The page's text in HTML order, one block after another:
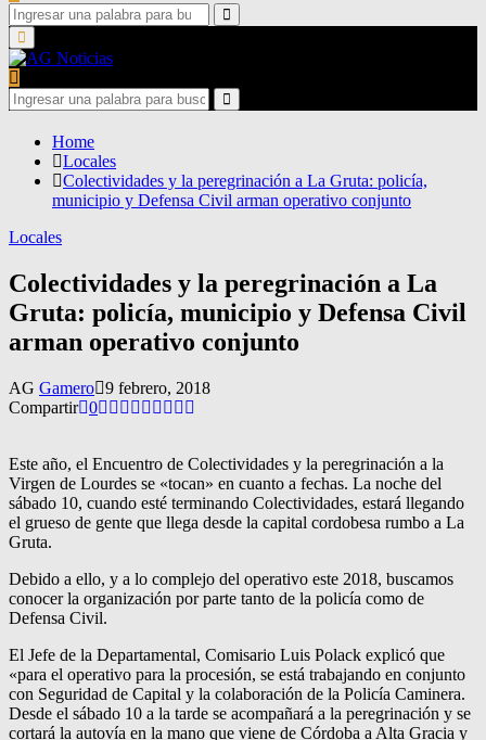
Search
for:
Search
Primary
Menu
Search
for:
Search
Home
Locales
Colectividades y la peregrinación a La Gruta: policía,
municipio y Defensa Civil arman operativo conjunto
Locales
Colectividades y la peregrinación a La
Gruta: policía, municipio y Defensa Civil
arman operativo conjunto
AG Gamero 9 febrero, 2018
Compartir 0
Este año, el Encuentro de Colectividades y la peregrinación a la
Virgen de Lourdes se «tocan» en cuanto a fechas. La noche del
sábado 10, cuando esté terminando Colectividades, estará llegando
el grueso de gente que llega desde la capital cordobesa rumbo a La
Gruta.
Debido a ello, y a lo complejo del operativo este 2018, buscamos
conocer la organización por parte tanto de la policía como de
Defensa Civil.
El Jefe de la Departamental, Comisario Luis Polack explicó que
«para el operativo para la procesión, se está trabajando en conjunto
con Seguridad de Capital y la colaboración de la Policía Caminera.
Desde el sábado 10 a la tarde se acompañará a la peregrinación y se
cortará la autovía en la mano que viene de Córdoba a Alta Gracia y